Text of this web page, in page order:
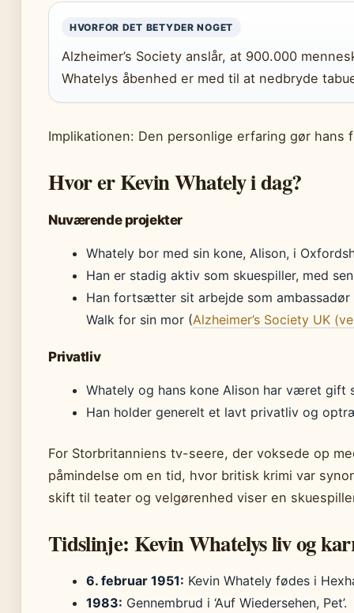
HVORFOR DET BETYDER NOGET
Alzheimer’s Society anslår, at 900.000
Whatelys åbenhed er med til at nedbryde
Implikationen: Den personlige erfaring gør
Hvor er Kevin Whately i dag?
Nuværende projekter
Whately bor med sin kone, Alison, i
Han er stadig aktiv som skuespiller, med
Han fortsætter sit arbejde som
Walk for sin mor (Alzheimer’s Society UK
Privatliv
Whately og hans kone Alison har været gift
Han holder generelt et lavt privatliv og
For Storbritanniens tv-seere, der voksede op
påmindelse om en tid, hvor britisk krimi var
skift til teater og velgørenhed viser en
Tidslinje: Kevin Whatelys liv og
6. februar 1951: Kevin Whately fødes i
1983: Gennembrud i ‘Auf Wiedersehen, Pet’.